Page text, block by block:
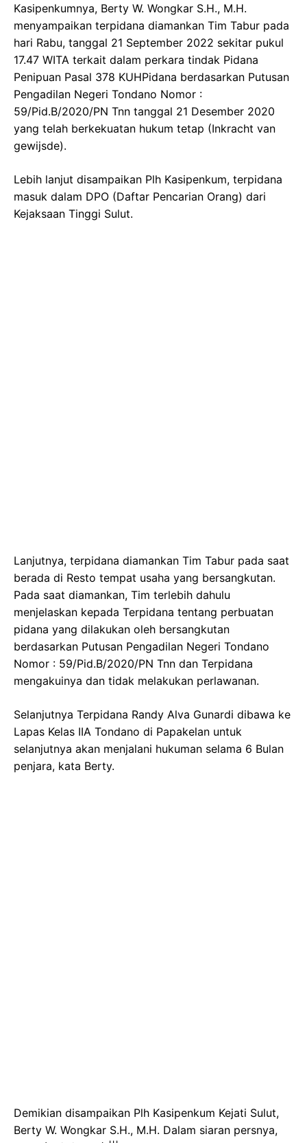
Kasipenkumnya, Berty W. Wongkar S.H., M.H.
menyampaikan terpidana diamankan Tim Tabur pada
hari Rabu, tanggal 21 September 2022 sekitar pukul
17.47 WITA terkait dalam perkara tindak Pidana
Penipuan Pasal 378 KUHPidana berdasarkan Putusan
Pengadilan Negeri Tondano Nomor :
59/Pid.B/2020/PN Tnn tanggal 21 Desember 2020
yang telah berkekuatan hukum tetap (Inkracht van
gewijsde).
Lebih lanjut disampaikan Plh Kasipenkum, terpidana
masuk dalam DPO (Daftar Pencarian Orang) dari
Kejaksaan Tinggi Sulut.
Lanjutnya, terpidana diamankan Tim Tabur pada saat
berada di Resto tempat usaha yang bersangkutan.
Pada saat diamankan, Tim terlebih dahulu
menjelaskan kepada Terpidana tentang perbuatan
pidana yang dilakukan oleh bersangkutan
berdasarkan Putusan Pengadilan Negeri Tondano
Nomor : 59/Pid.B/2020/PN Tnn dan Terpidana
mengakuinya dan tidak melakukan perlawanan.
Selanjutnya Terpidana Randy Alva Gunardi dibawa ke
Lapas Kelas IIA Tondano di Papakelan untuk
selanjutnya akan menjalani hukuman selama 6 Bulan
penjara, kata Berty.
Demikian disampaikan Plh Kasipenkum Kejati Sulut,
Berty W. Wongkar S.H., M.H. Dalam siaran persnya,